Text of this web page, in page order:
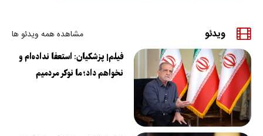
ویدئو مشاهده همه ویدئو ها
فیلم| پزشکیان: استعفا نداده‌ام و
نخواهم داد؛ ما نوکر مردمیم